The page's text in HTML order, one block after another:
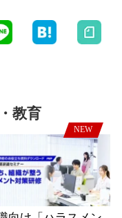
教育
NEW